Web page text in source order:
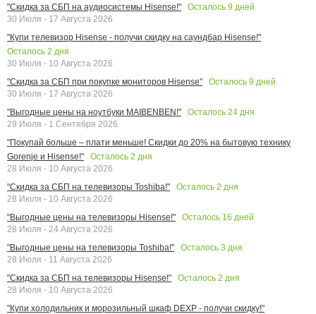
"Скидка за СБП на аудиосистемы Hisense!"
Осталось 9 дней
30 Июля - 17 Августа 2026
"Купи телевизор Hisense - получи скидку на саундбар Hisense!"
Осталось 2 дня
30 Июля - 10 Августа 2026
"Скидка за СБП при покупке мониторов Hisense"
Осталось 9 дней
30 Июля - 17 Августа 2026
"Выгодные цены на ноутбуки MAIBENBEN!"
Осталось 24 дня
29 Июля - 1 Сентября 2026
"Покупай больше – плати меньше! Скидки до 20% на бытовую технику
Gorenje и Hisense!"
Осталось 2 дня
28 Июля - 10 Августа 2026
"Скидка за СБП на телевизоры Toshiba!"
Осталось 2 дня
28 Июля - 10 Августа 2026
"Выгодные цены на телевизоры Hisense!"
Осталось 16 дней
28 Июля - 24 Августа 2026
"Выгодные цены на телевизоры Toshiba!"
Осталось 3 дня
28 Июля - 11 Августа 2026
"Скидка за СБП на телевизоры Hisense!"
Осталось 2 дня
28 Июля - 10 Августа 2026
"Купи холодильник и морозильный шкаф DEXP - получи скидку!"